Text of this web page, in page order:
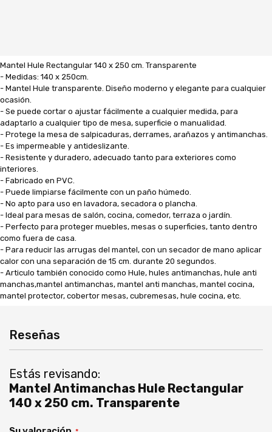
Mantel Hule Rectangular 140 x 250 cm. Transparente
- Medidas: 140 x 250cm.
- Mantel Hule transparente. Diseño moderno y elegante para cualquier
ocasión.
- Se puede cortar o ajustar fácilmente a cualquier medida, para
adaptarlo a cualquier tipo de mesa, superficie o manualidad.
- Protege la mesa de salpicaduras, derrames, arañazos y antimanchas.
- Es impermeable y antideslizante.
- Resistente y duradero, adecuado tanto para exteriores como
interiores.
- Fabricado en PVC.
- Puede limpiarse fácilmente con un paño húmedo.
- No apto para uso en lavadora, secadora o plancha.
- Ideal para mesas de salón, cocina, comedor, terraza o jardín.
- Perfecto para proteger muebles, mesas o superficies, tanto dentro
como fuera de casa.
- Para reducir las arrugas del mantel, con un secador de mano aplicar
calor con una separación de 15 cm. durante 20 segundos.
- Articulo también conocido como Hule, hules antimanchas, hule anti
manchas,mantel antimanchas, mantel anti manchas, mantel cocina,
mantel protector, cobertor mesas, cubremesas, hule cocina, etc.
Reseñas
Estás revisando:
Mantel Antimanchas Hule Rectangular
140 x 250 cm. Transparente